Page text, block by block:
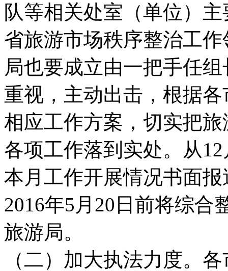
队等相关处室（单位）
省旅游市场秩序整治工
局也要成立由一把手任
重视，主动出击，根据
相应工作方案，切实把
各项工作落到实处。从
本月工作开展情况书面
2016年5月20日前将综合
旅游局。
（二）加大执法力度。